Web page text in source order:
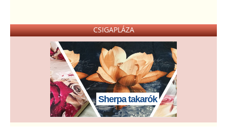
CSIGAPLÁZA
Sherpa takarók